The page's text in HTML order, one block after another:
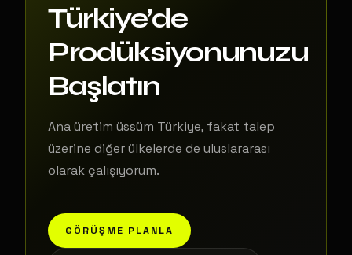
Türkiye’de
Prodüksiyonunuzu
Başlatın
Ana üretim üssüm Türkiye, fakat talep
üzerine diğer ülkelerde de uluslararası
olarak çalışıyorum.
GÖRÜŞME PLANLA